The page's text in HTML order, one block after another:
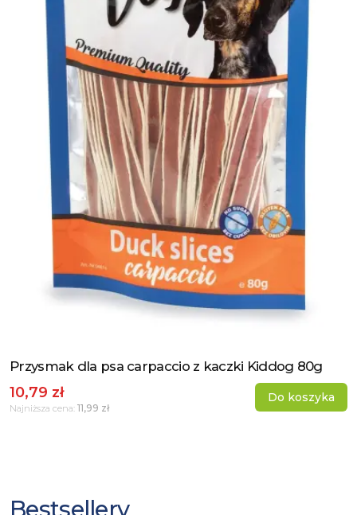
Zobacz produkt
Przysmak dla psa carpaccio z kaczki Kiddog 80g
10,79 zł
Najniższa cena: 11,99 zł
Do koszyka
Bestsellery